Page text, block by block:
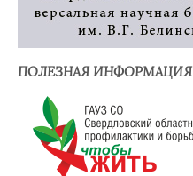
ПОЛЕЗНАЯ ИНФОРМАЦИЯ